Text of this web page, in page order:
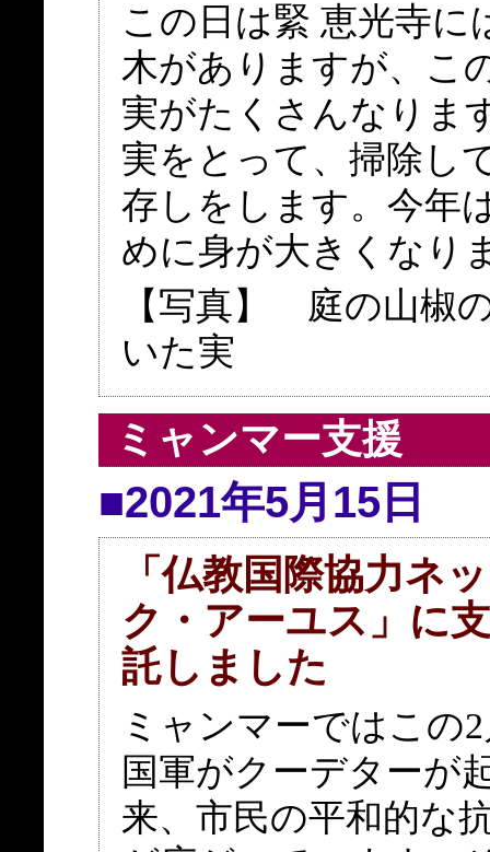
この日は緊 恵光寺に
木がありますが、こ
実がたくさんなりま
実をとって、掃除し
存しをします。今年
めに身が大きくなり
【写真】 庭の山椒
いた実
ミャンマー支援
■2021年5月15日
「仏教国際協力ネ
ク・アーユス」に
託しました
ミャンマーではこの
国軍がクーデターが
来、市民の平和的な